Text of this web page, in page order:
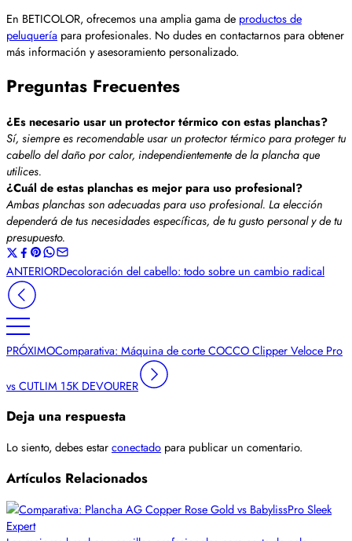
En BETICOLOR, ofrecemos una amplia gama de productos de
peluquería para profesionales. No dudes en contactarnos para obtener
más información y asesoramiento personalizado.
Preguntas Frecuentes
¿Es necesario usar un protector térmico con estas planchas?
Sí, siempre es recomendable usar un protector térmico para proteger tu
cabello del daño por calor, independientemente de la plancha que
utilices.
¿Cuál de estas planchas es mejor para uso profesional?
Ambas planchas son adecuadas para uso profesional. La elección
dependerá de tus necesidades específicas, de tu gusto personal y de tu
presupuesto.
ANTERIORDecoloración del cabello: todo sobre un cambio radical
PRÓXIMOComparativa: Máquina de corte COCCO Clipper Veloce Pro
vs CUTLIM 15K DEVOURER
Deja una respuesta
Lo siento, debes estarconectado para publicar un comentario.
Artículos Relacionados